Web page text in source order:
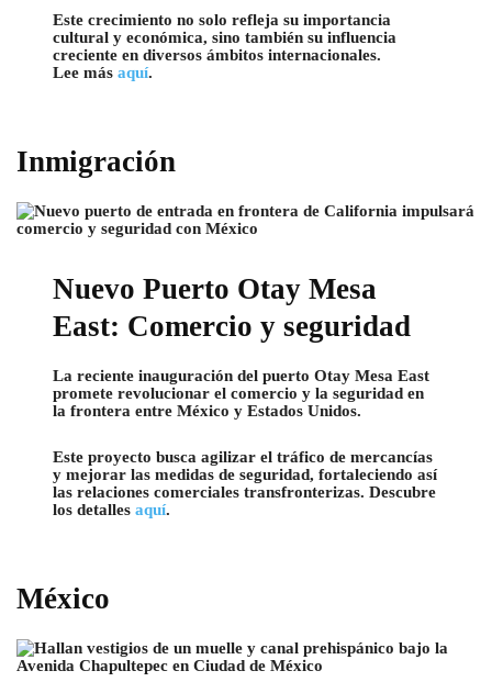
Este crecimiento no solo refleja su importancia
cultural y económica, sino también su influencia
creciente en diversos ámbitos internacionales.
Lee másaquí.
Inmigración
Nuevo Puerto Otay Mesa
East: Comercio y seguridad
La reciente inauguración del puerto Otay Mesa East
promete revolucionar el comercio y la seguridad en
la frontera entre México y Estados Unidos.
Este proyecto busca agilizar el tráfico de mercancías
y mejorar las medidas de seguridad, fortaleciendo así
las relaciones comerciales transfronterizas. Descubre
los detallesaquí.
México